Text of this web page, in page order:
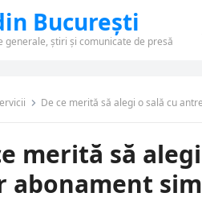
București
generale, știri și comunicate de presă
De ce merită să alegi o sală cu
merită să
abonament